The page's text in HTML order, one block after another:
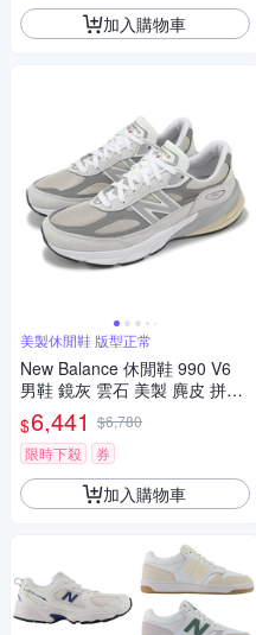
加入購物車
美製休閒鞋 版型正常
New Balance 休閒鞋 990 V6
男鞋 鏡灰 雲石 美製 麂皮 拼接
緩衝 經典 NB U990NC6-D
$6,441 $6,780
限時下殺
券
加入購物車